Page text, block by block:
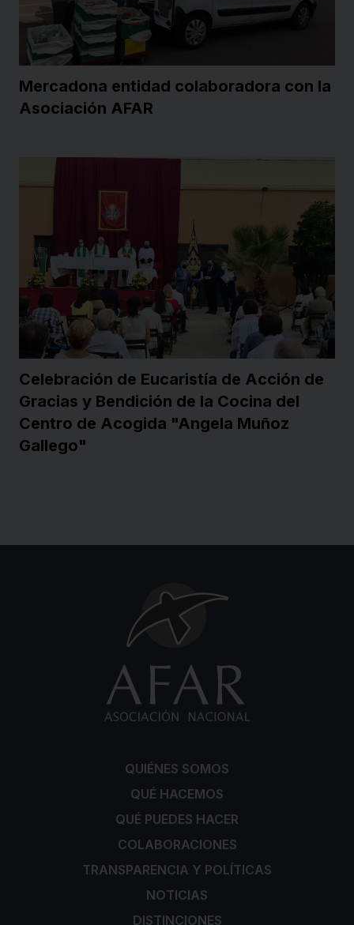
Mercadona entidad colaboradora con la
Asociación AFAR
Celebración de Eucaristía de Acción de
Gracias y Bendición de la Cocina del
Centro de Acogida "Angela Muñoz
Gallego"
QUIÉNES SOMOS
QUÉ HACEMOS
QUÉ PUEDES HACER
COLABORACIONES
TRANSPARENCIA Y POLÍTICAS
NOTICIAS
DISTINCIONES